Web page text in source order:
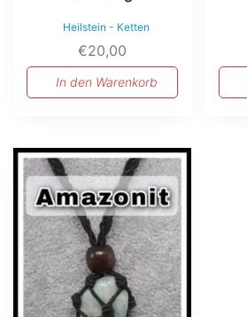
Heilstein - Ketten
€20,00
In den Warenkorb